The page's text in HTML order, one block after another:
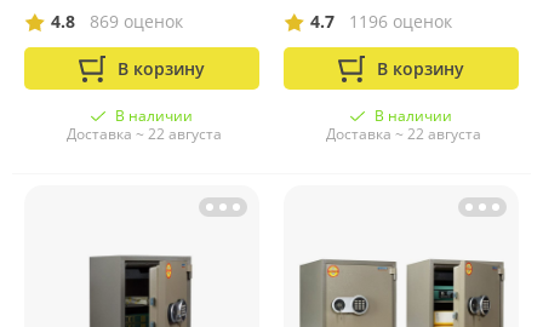
4.8
869 оценок
В корзину
В наличии
Доставка ~ 22 августа
4.7
1196 оценок
В корзину
В наличии
Доставка ~ 22 августа